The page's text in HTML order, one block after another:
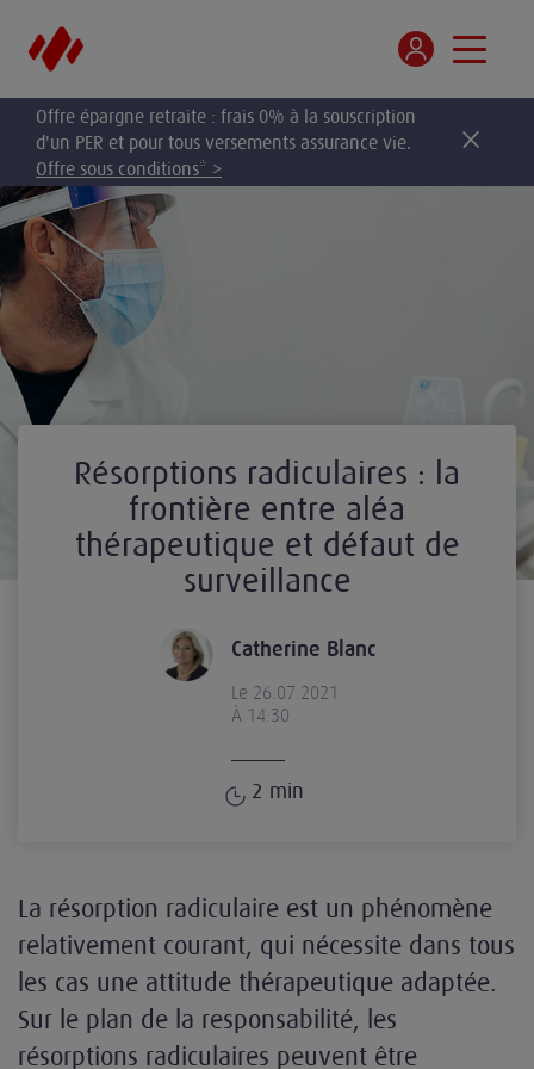
Offre épargne retraite : frais 0% à la souscription
d'un PER et pour tous versements assurance vie.
Offre sous conditions* >
Résorptions radiculaires : la
frontière entre aléa
thérapeutique et défaut de
surveillance
Catherine Blanc
Le 26.07.2021
À 14:30
2 min
La résorption radiculaire est un phénomène
relativement courant, qui nécessite dans tous
les cas une attitude thérapeutique adaptée.
Sur le plan de la responsabilité, les
résorptions radiculaires peuvent être